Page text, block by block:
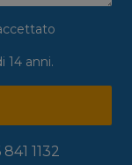
14 anni.
1132